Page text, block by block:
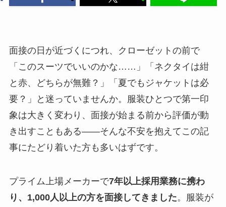
面接の日が近づくにつれ、クローゼットの前で
「このスーツでいいのかな……」「ネクタイは紺
と赤、どちらが無難？」「夏でもジャケットは必
要？」と迷っていませんか。服装ひとつで第一印
象は大きく変わり、面接が始まる前から評価が動
き出すこともある——そんな不安を抱えてこの記
事にたどり着いた方も多いはずです。
プライム上場メーカーで7年以上採用業務に携わ
り、1,000人以上の方を面接してきました。服装が